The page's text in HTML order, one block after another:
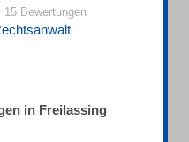
15 Bewertungen
in Freilassing